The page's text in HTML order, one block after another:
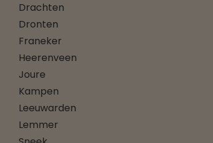
Drachten
Dronten
Franeker
Heerenveen
Joure
Kampen
Leeuwarden
Lemmer